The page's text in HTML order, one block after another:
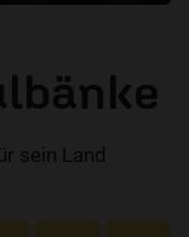
sein Land